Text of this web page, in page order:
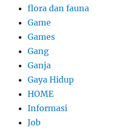
flora dan fauna
Game
Games
Gang
Ganja
Gaya Hidup
HOME
Informasi
Job